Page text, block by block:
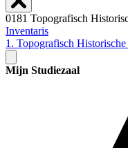
0181 Topografisch
Inventaris
1. Topografisch
Mijn Studiezaal